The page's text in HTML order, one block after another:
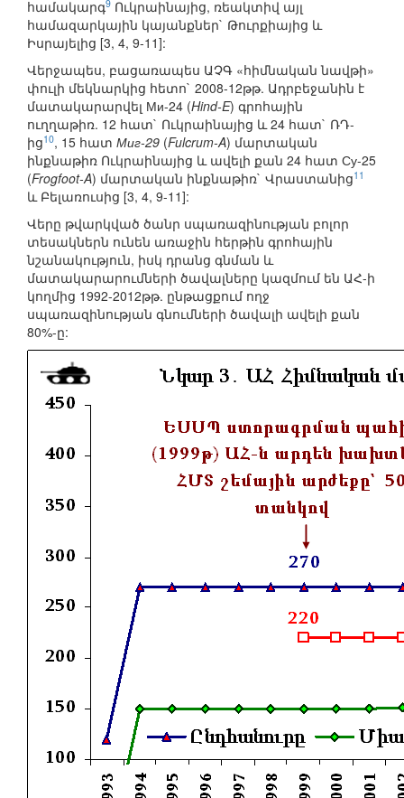
համակարգ9 Ուկրաինայից, ռեակտիվ այլ
համազարկային կայանքներ` Թուրքիայից և
Իսրայելից [3, 4, 9-11]:
Վերջապես, բացառապես ԱՉԳ «հիմնական նավթի»
փուլի մեկնարկից հետո` 2008-12թթ. Ադրբեջանին է
մատակարարվել Ми-24 (Hind-E) գրոհային
ուղղաթիռ. 12 հատ` Ուկրաինայից և 24 հատ` ՌԴ-
ից10, 15 հատ Миг-29 (Fulcrum-A) մարտական
ինքնաթիռ Ուկրաինայից և ավելի քան 24 հատ Су-25
(Frogfoot-A) մարտական ինքնաթիռ` Վրաստանից11
և Բելառուսից [3, 4, 9-11]:
Վերը թվարկված ծանր սպառազինության բոլոր
տեսակներն ունեն առաջին հերթին գրոհային
նշանակություն, իսկ դրանց գնման և
մատակարարումների ծավալները կազմում են ԱՀ-ի
կողմից 1992-2012թթ. ընթացքում ողջ
սպառազինության գնումների ծավալի ավելի քան
80%-ը: